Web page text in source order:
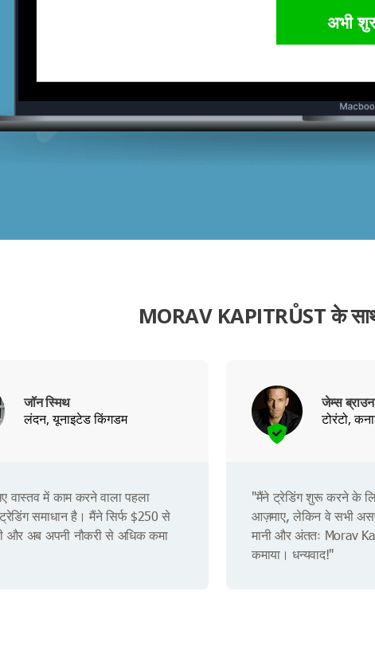
अभी
MORAV KAPITRŮST के
जॉन स्मिथ
लंदन, यूनाइटेड किंगडम
वास्तव में काम करने वाला पहला
समाधान है। मैंने सिर्फ $250 से
अब अपनी नौकरी से अधिक कमा
जेम्स ब्राउन
टोरंटो,
"मैंने ट्रेडिंग शुरू करने के
आज़माए, लेकिन वे सभी
मानी और अंततः Morav
कमाया। धन्यवाद!"